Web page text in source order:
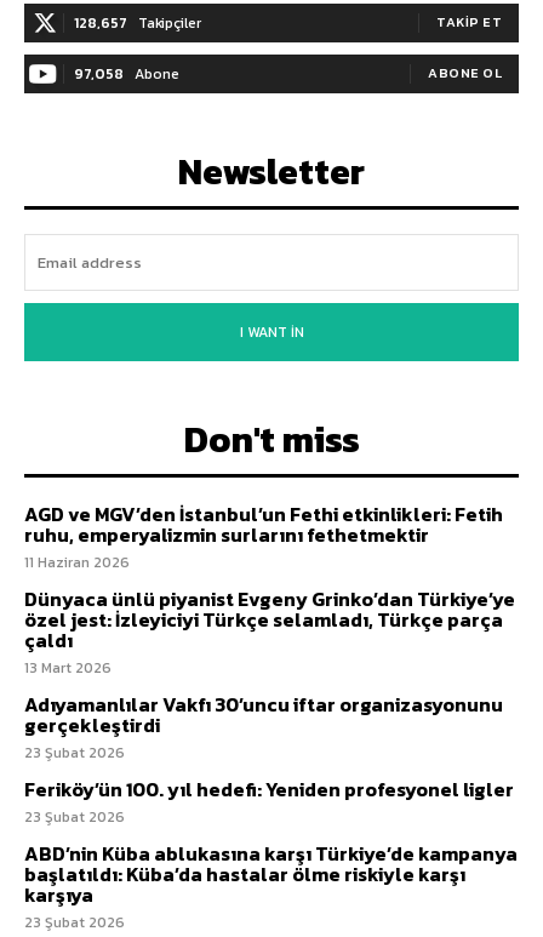
128,657 Takipçiler TAKIP ET
97,058 Abone ABONE OL
Newsletter
I WANT IN
Don't miss
AGD ve MGV’den İstanbul’un Fethi etkinlikleri: Fetih
ruhu, emperyalizmin surlarını fethetmektir
11 Haziran 2026
Dünyaca ünlü piyanist Evgeny Grinko’dan Türkiye’ye
özel jest: İzleyiciyi Türkçe selamladı, Türkçe parça
çaldı
13 Mart 2026
Adıyamanlılar Vakfı 30’uncu iftar organizasyonunu
gerçekleştirdi
23 Şubat 2026
Feriköy’ün 100. yıl hedefi: Yeniden profesyonel ligler
23 Şubat 2026
ABD’nin Küba ablukasına karşı Türkiye’de kampanya
başlatıldı: Küba’da hastalar ölme riskiyle karşı
karşıya
23 Şubat 2026